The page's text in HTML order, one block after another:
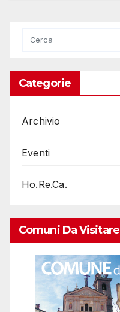
Categorie
Archivio
Eventi
Ho.Re.Ca.
Comuni Da Visitare